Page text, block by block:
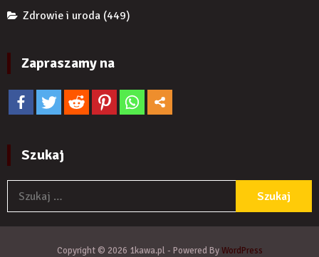
Zdrowie i uroda (449)
Zapraszamy na
Szukaj
Copyright © 2026 1kawa.pl - Powered ByWordPress